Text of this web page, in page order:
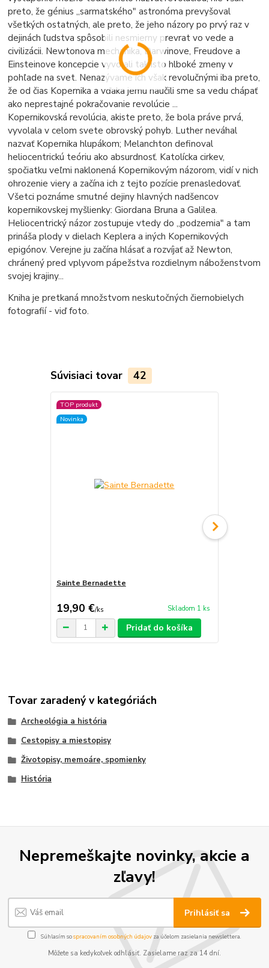
preto, že génius „sarmatského" astronóma prevyšoval
všetkých ostatných, ale preto, že jeho názory po prvý raz v
dejinách ľudstva spôsobili nesmierny prevrat vo vede a
civilizácii. Newtonova mechanika, Darwinove, Freudove a
Einsteinove koncepcie vyvolali tak isto hlboké zmeny v
pohľade na svet. Nenazývame ich však revolučnými iba preto,
že od čias Kopernika a vďaka jemu naučili sme sa vedu chápať
ako neprestajné pokračovanie revolúcie ...
Kopernikovská revolúcia, akiste preto, že bola práve prvá,
vyvolala v celom svete obrovský pohyb. Luther neváhal
nazvať Kopernika hlupákom; Melanchton definoval
heliocentrickú teóriu ako absurdnosť. Katolícka cirkev,
spočiatku veľmi naklonená Kopernikovým názorom, vidí v nich
ohrozenie viery a začína ich z tejto pozície prenasledovať.
Všetci poznáme smutné dejiny hlavných nadšencov
kopernikovskej myšlienky: Giordana Bruna a Galilea.
Heliocentrický názor zostupuje vtedy do „podzemia" a tam
prináša plody v dielach Keplera a iných Kopernikových
epigónov. Verejne ju začína hlásať a rozvíjať až Newton,
chránený pred vplyvom pápežstva rozdielnym náboženstvom
svojej krajiny...
Kniha je pretkaná množstvom neskutočných čiernobielych
fotografií - viď foto.
Súvisiaci tovar 42
TOP produkt
Novinka
Sainte Bernadette
19,90 €/ks Skladom 1 ks
Pridať do košíka
Tovar zaradený v kategóriách
Archeológia a história
Cestopisy a miestopisy
Životopisy, memoáre, spomienky
História
Nepremeškajte novinky, akcie a
zľavy!
Prihlásiť sa
Súhlasím sospracovaním osobných údajov za účelom zasielania newslettera.
Môžete sa kedykoľvek odhlásiť. Zasielame raz za 14 dní.